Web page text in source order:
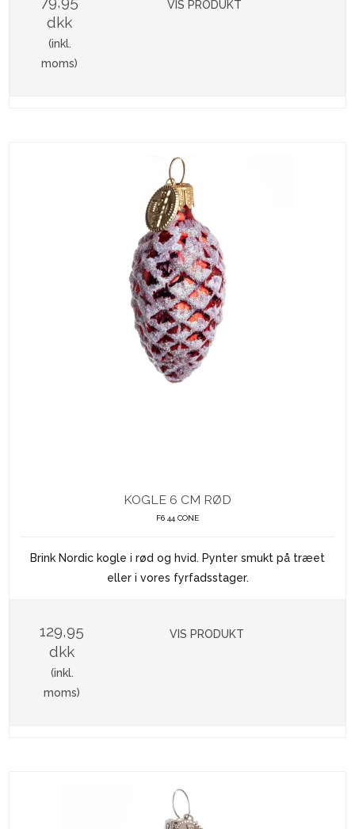
dkk
(inkl.
moms)
VIS PRODUKT
KOGLE 6 CM RØD
F6 44 CONE
Brink Nordic kogle i rød og hvid. Pynter smukt på træet
eller i vores fyrfadsstager.
129,95
dkk
(inkl.
moms)
VIS PRODUKT